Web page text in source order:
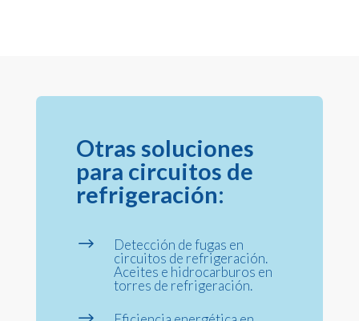
Otras soluciones
para circuitos de
refrigeración:
$
Detección de fugas en
circuitos de refrigeración.
Aceites e hidrocarburos en
torres de refrigeración.